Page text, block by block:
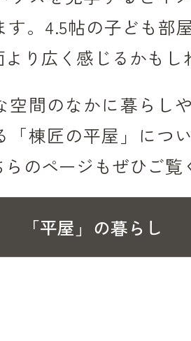
す。4.5帖の子ども部
り広く感じるかもし
空間のなかに暮らし
「棟匠の平屋」につ
のページもぜひご覧
「平屋」の暮らし